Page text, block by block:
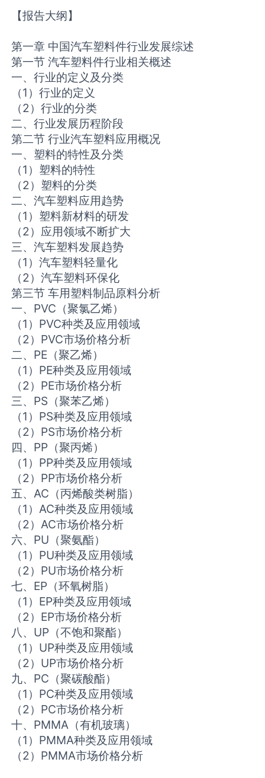
【报告大纲】
第一章 中国汽车塑料件行业发展综述
第一节 汽车塑料件行业相关概述
一、行业的定义及分类
（1）行业的定义
（2）行业的分类
二、行业发展历程阶段
第二节 行业汽车塑料应用概况
一、塑料的特性及分类
（1）塑料的特性
（2）塑料的分类
二、汽车塑料应用趋势
（1）塑料新材料的研发
（2）应用领域不断扩大
三、汽车塑料发展趋势
（1）汽车塑料轻量化
（2）汽车塑料环保化
第三节 车用塑料制品原料分析
一、PVC（聚氯乙烯）
（1）PVC种类及应用领域
（2）PVC市场价格分析
二、PE（聚乙烯）
（1）PE种类及应用领域
（2）PE市场价格分析
三、PS（聚苯乙烯）
（1）PS种类及应用领域
（2）PS市场价格分析
四、PP（聚丙烯）
（1）PP种类及应用领域
（2）PP市场价格分析
五、AC（丙烯酸类树脂）
（1）AC种类及应用领域
（2）AC市场价格分析
六、PU（聚氨酯）
（1）PU种类及应用领域
（2）PU市场价格分析
七、EP（环氧树脂）
（1）EP种类及应用领域
（2）EP市场价格分析
八、UP（不饱和聚酯）
（1）UP种类及应用领域
（2）UP市场价格分析
九、PC（聚碳酸酯）
（1）PC种类及应用领域
（2）PC市场价格分析
十、PMMA（有机玻璃）
（1）PMMA种类及应用领域
（2）PMMA市场价格分析